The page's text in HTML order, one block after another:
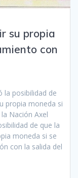
su propia
con
la posibilidad de
propia moneda si
Nación Axel
de que la
moneda si se
con la salida del